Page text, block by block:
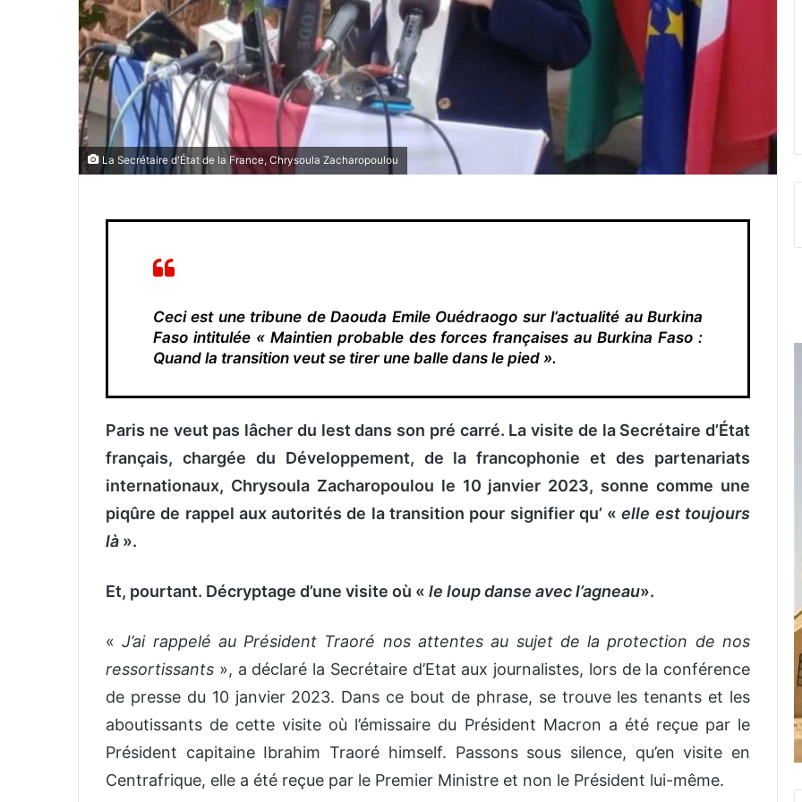
La Secrétaire d'État de la France, Chrysoula Zacharopoulou
Ceci est une tribune de Daouda Emile Ouédraogo sur l’actualité au Burkina
Faso intitulée « Maintien probable des forces françaises au Burkina Faso :
Quand la transition veut se tirer une balle dans le pied ».
Paris ne veut pas lâcher du lest dans son pré carré. La visite de la Secrétaire d’État
français, chargée du Développement, de la francophonie et des partenariats
internationaux, Chrysoula Zacharopoulou le 10 janvier 2023, sonne comme une
piqûre de rappel aux autorités de la transition pour signifier qu’ «elle est toujours
là ».
Et, pourtant. Décryptage d’une visite où « le loup danse avec l’agneau».
«J’ai rappelé au Président Traoré nos attentes au sujet de la protection de nos
ressortissants », a déclaré la Secrétaire d’Etat aux journalistes, lors de la conférence
de presse du 10 janvier 2023. Dans ce bout de phrase, se trouve les tenants et les
aboutissants de cette visite où l’émissaire du Président Macron a été reçue par le
Président capitaine Ibrahim Traoré himself. Passons sous silence, qu’en visite en
Centrafrique, elle a été reçue par le Premier Ministre et non le Président lui-même.